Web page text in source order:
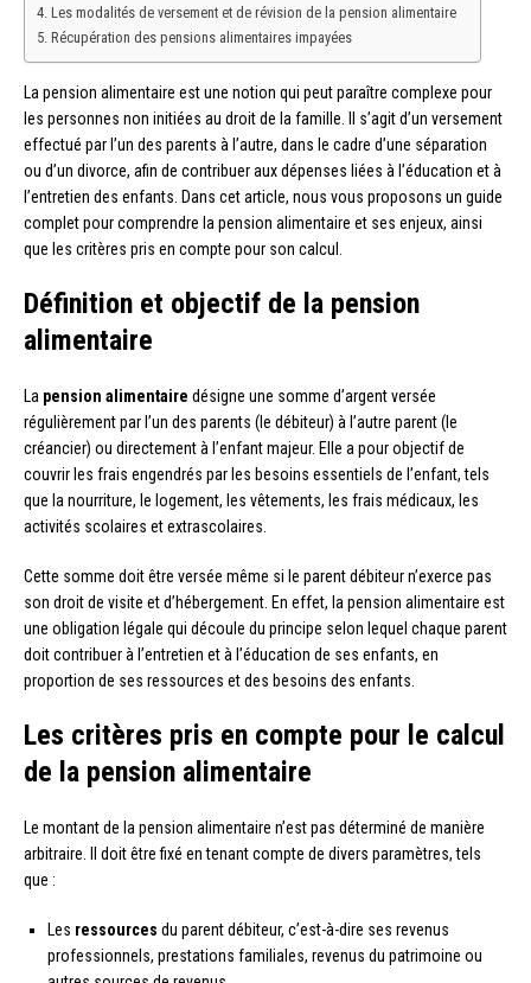
Les modalités de versement et de révision de la pension alimentaire
Récupération des pensions alimentaires impayées
La pension alimentaire est une notion qui peut paraître complexe pour
les personnes non initiées au droit de la famille. Il s’agit d’un versement
effectué par l’un des parents à l’autre, dans le cadre d’une séparation
ou d’un divorce, afin de contribuer aux dépenses liées à l’éducation et à
l’entretien des enfants. Dans cet article, nous vous proposons un guide
complet pour comprendre la pension alimentaire et ses enjeux, ainsi
que les critères pris en compte pour son calcul.
Définition et objectif de la pension
alimentaire
La pension alimentaire désigne une somme d’argent versée
régulièrement par l’un des parents (le débiteur) à l’autre parent (le
créancier) ou directement à l’enfant majeur. Elle a pour objectif de
couvrir les frais engendrés par les besoins essentiels de l’enfant, tels
que la nourriture, le logement, les vêtements, les frais médicaux, les
activités scolaires et extrascolaires.
Cette somme doit être versée même si le parent débiteur n’exerce pas
son droit de visite et d’hébergement. En effet, la pension alimentaire est
une obligation légale qui découle du principe selon lequel chaque parent
doit contribuer à l’entretien et à l’éducation de ses enfants, en
proportion de ses ressources et des besoins des enfants.
Les critères pris en compte pour le calcul
de la pension alimentaire
Le montant de la pension alimentaire n’est pas déterminé de manière
arbitraire. Il doit être fixé en tenant compte de divers paramètres, tels
que :
Les ressources du parent débiteur, c’est-à-dire ses revenus
professionnels, prestations familiales, revenus du patrimoine ou